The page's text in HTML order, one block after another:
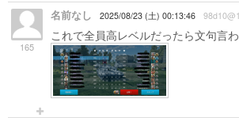
165
名前なし 2025/08/23 (土) 00:13:46
これで全員高レベルだったら文句言